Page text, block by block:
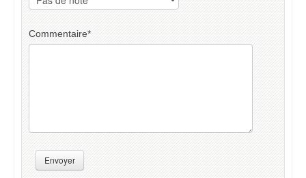
Commentaire*
Envoyer